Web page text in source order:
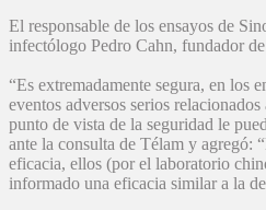
El responsable de los ensayos de
infectólogo Pedro Cahn, fundador
“Es extremadamente segura, en los
eventos adversos serios
punto de vista de la seguridad le
ante la consulta de Télam y agregó:
eficacia, ellos (por el laboratorio
informado una eficacia similar a la